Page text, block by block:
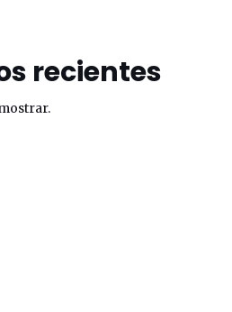
recientes